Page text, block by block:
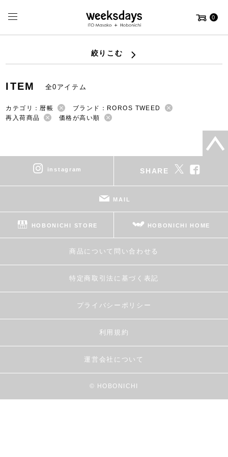
0
絞りこむ
ITEM 全0アイテム
カテゴリ：暦帳
ブランド：ROROS TWEED
再入荷商品
価格が高い順
instagram SHARE
MAIL
HOBONICHI STORE HOBONICHI HOME
商品について問い合わせる
特定商取引法に基づく表記
プライバシーポリシー
利用規約
運営会社について
© HOBONICHI